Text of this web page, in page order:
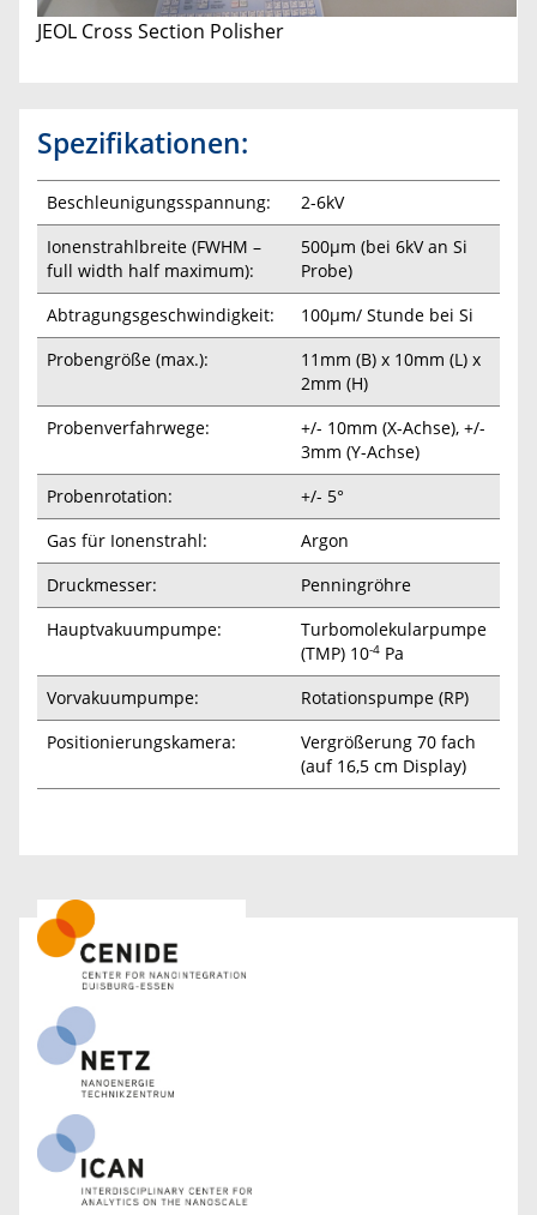
JEOL Cross Section Polisher
Spezifikationen:
Beschleunigungsspannung:
2-6kV
Ionenstrahlbreite (FWHM –
full width half maximum):
500µm (bei 6kV an Si
Probe)
Abtragungsgeschwindigkeit:
100µm/ Stunde bei Si
Probengröße (max.):
11mm (B) x 10mm (L) x
2mm (H)
Probenverfahrwege:
+/- 10mm (X-Achse), +/-
3mm (Y-Achse)
Probenrotation:
+/- 5°
Gas für Ionenstrahl:
Argon
Druckmesser:
Penningröhre
Hauptvakuumpumpe:
Turbomolekularpumpe
(TMP) 10-4 Pa
Vorvakuumpumpe:
Rotationspumpe (RP)
Positionierungskamera:
Vergrößerung 70 fach
(auf 16,5 cm Display)